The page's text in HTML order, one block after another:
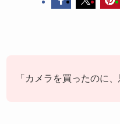
「カメラを買ったのに